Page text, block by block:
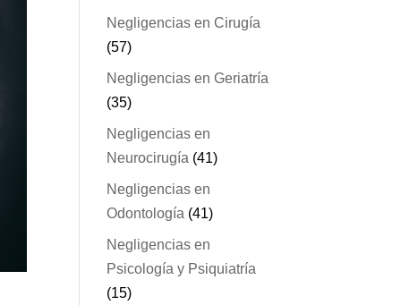
Negligencias en Cirugía
(57)
Negligencias en Geriatría
(35)
Negligencias en
Neurocirugía (41)
Negligencias en
Odontología (41)
Negligencias en
Psicología y Psiquiatría
(15)